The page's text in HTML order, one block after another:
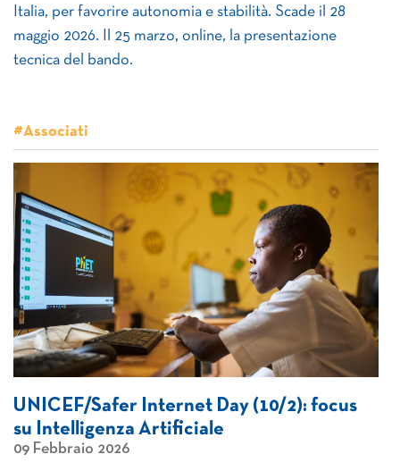
Italia, per favorire autonomia e stabilità. Scade il 28
maggio 2026. Il 25 marzo, online, la presentazione
tecnica del bando.
#Associati
UNICEF/Safer Internet Day (10/2): focus
su Intelligenza Artificiale
09 Febbraio 2026